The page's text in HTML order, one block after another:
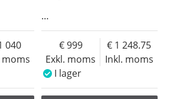
moms
040
…
Exkl. moms
999
Inkl. moms
1 248.75
I lager